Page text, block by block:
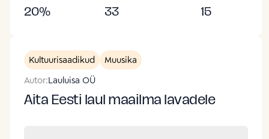
20% 33 15
Kultuurisaadikud
Muusika
Autor:Lauluisa OÜ
Aita Eesti laul maailma lavadele